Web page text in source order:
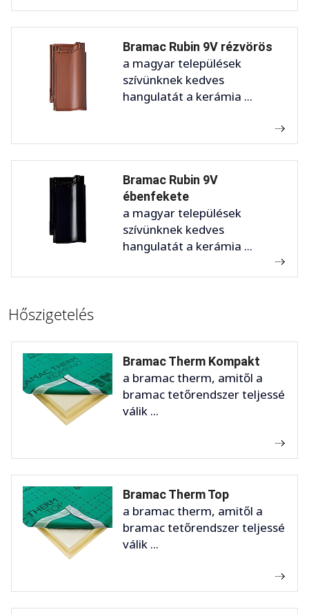
Bramac Rubin 9V rézvörös
a magyar települések
szívünknek kedves
hangulatát a kerámia ...
Bramac Rubin 9V
ébenfekete
a magyar települések
szívünknek kedves
hangulatát a kerámia ...
Hőszigetelés
Bramac Therm Kompakt
a bramac therm, amitől a
bramac tetőrendszer teljessé
válik ...
Bramac Therm Top
a bramac therm, amitől a
bramac tetőrendszer teljessé
válik ...